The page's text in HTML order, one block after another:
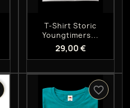
Aperçu rapide
T-Shirt Storic
Youngtimers...
29,00 €
favorite_border